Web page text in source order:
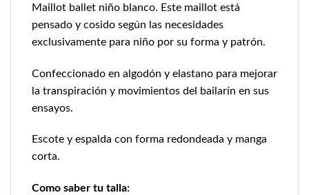
Maillot ballet niño blanco. Este maillot está
pensado y cosido según las necesidades
exclusivamente para niño por su forma y patrón.
Confeccionado en algodón y elastano para mejorar
la transpiración y movimientos del bailarín en sus
ensayos.
Escote y espalda con forma redondeada y manga
corta.
Como saber tu talla: